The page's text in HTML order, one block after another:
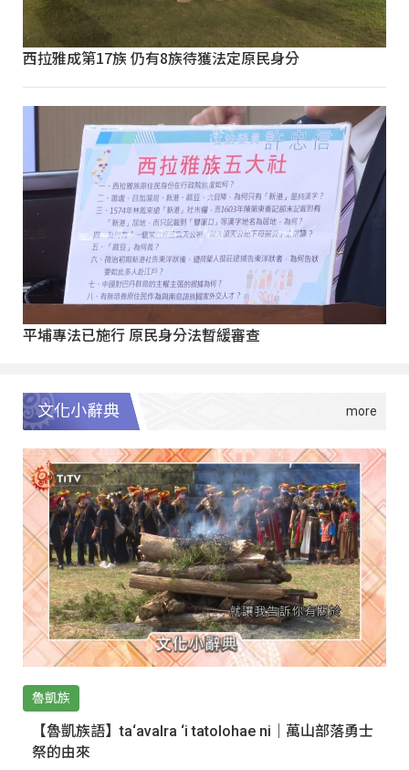
西拉雅成第17族 仍有8族待獲法定原民身分
平埔專法已施行 原民身分法暫緩審查
文化小辭典
魯凱族
【魯凱族語】ta‘avalra ‘i tatolohae ni｜萬山部落勇士
祭的由來